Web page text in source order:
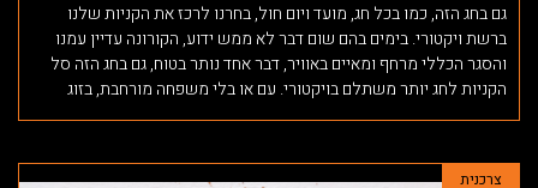
גם בחג הזה, כמו בכל חג, מועד ויום חול, בחרנו לרכז את הקניות שלנו
ברשת ויקטורי. בימים בהם שום דבר לא ממש ידוע, הקורונה עדיין עמנו
והסגר הכללי מרחף ומאיים באוויר, דבר אחד נותר בטוח, גם בחג הזה סל
הקניות לחג יותר משתלם בויקטורי. עם או בלי משפחה מורחבת, בזוג
צרכנית